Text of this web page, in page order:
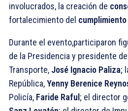
involucrados, la creación de
fortalecimiento del
Durante el evento,participaron
de la Presidencia y presidente
Transporte, José Ignacio Paliza;
República,Yenny Berenice
Policía, Faride Raful; el director